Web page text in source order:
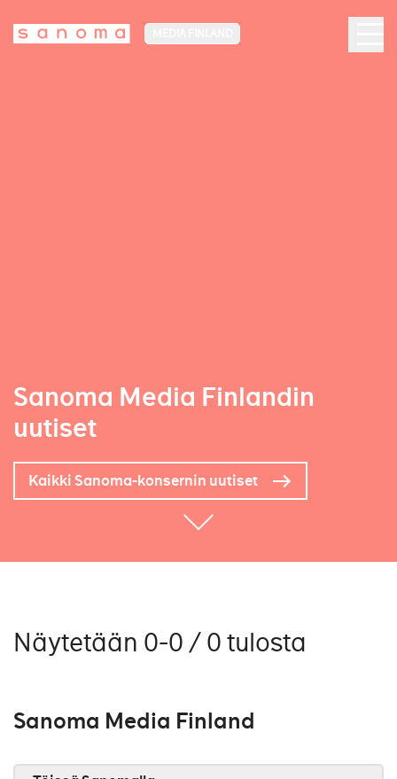
Sanoma Media Finlandin
uutiset
Kaikki Sanoma-konsernin uutiset
Näytetään 0-0 / 0 tulosta
Sanoma Media Finland